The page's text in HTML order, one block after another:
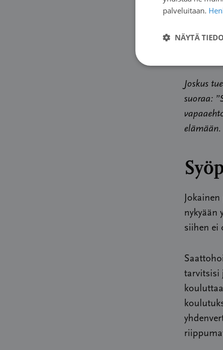
vielä
Joskus
suoraa:
elämään.
nykyään
siihen ei
tarvitsisi
palveluitaan.
NÄYTÄ